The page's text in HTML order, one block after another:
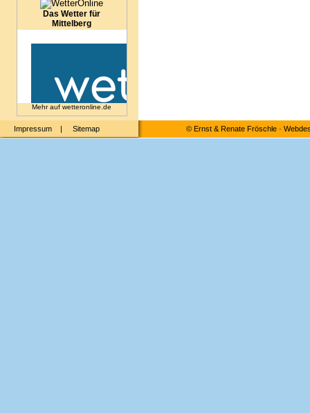
Das Wetter für
Mittelberg
Mehr auf wetteronline.de
Impressum | Sitemap © Ernst & Renate Fröschle·